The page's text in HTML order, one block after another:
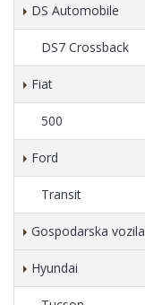
DS Automobile
DS7 Crossback
Fiat
500
Ford
Transit
Gospodarska vozila
Hyundai